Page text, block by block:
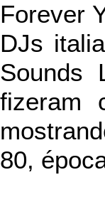
Forever
DJs
Sounds
fizeram
80,